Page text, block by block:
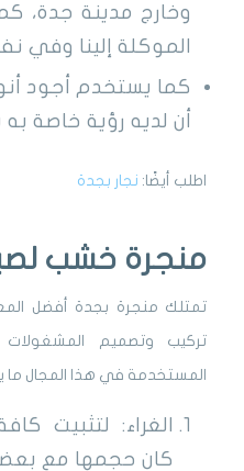
وخارج مدينة جدة،
الموكلة إلينا وفي
كما يستخدم أجود
أن لديه رؤية خاصة
اطلب أيضًا: نجار بجدة
منجرة خشب
تمتلك منجرة بجدة أفضل
تركيب وتصميم المشغولات
المستخدمة في هذا المجال ما
الغراء: لتثبيت
كان حجمها مع